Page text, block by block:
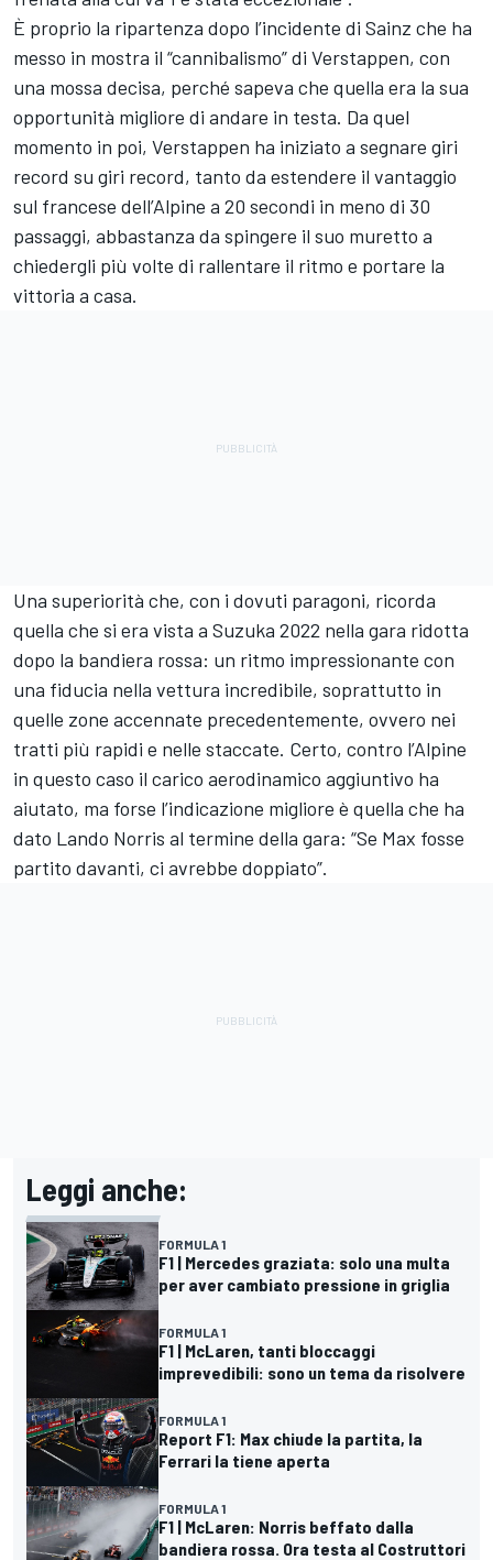
È proprio la ripartenza dopo l’incidente di Sainz che ha
messo in mostra il “cannibalismo” di Verstappen, con
una mossa decisa, perché sapeva che quella era la sua
opportunità migliore di andare in testa. Da quel
momento in poi, Verstappen ha iniziato a segnare giri
record su giri record, tanto da estendere il vantaggio
sul francese dell’Alpine a 20 secondi in meno di 30
passaggi, abbastanza da spingere il suo muretto a
chiedergli più volte di rallentare il ritmo e portare la
vittoria a casa.
Una superiorità che, con i dovuti paragoni, ricorda
quella che si era vista a Suzuka 2022 nella gara ridotta
dopo la bandiera rossa: un ritmo impressionante con
una fiducia nella vettura incredibile, soprattutto in
quelle zone accennate precedentemente, ovvero nei
tratti più rapidi e nelle staccate. Certo, contro l’Alpine
in questo caso il carico aerodinamico aggiuntivo ha
aiutato, ma forse l’indicazione migliore è quella che ha
dato Lando Norris al termine della gara: “Se Max fosse
partito davanti, ci avrebbe doppiato”.
Leggi anche:
FORMULA 1
F1 | Mercedes graziata: solo una multa
per aver cambiato pressione in griglia
FORMULA 1
F1 | McLaren, tanti bloccaggi
imprevedibili: sono un tema da risolvere
FORMULA 1
Report F1: Max chiude la partita, la
Ferrari la tiene aperta
FORMULA 1
F1 | McLaren: Norris beffato dalla
bandiera rossa. Ora testa al Costruttori